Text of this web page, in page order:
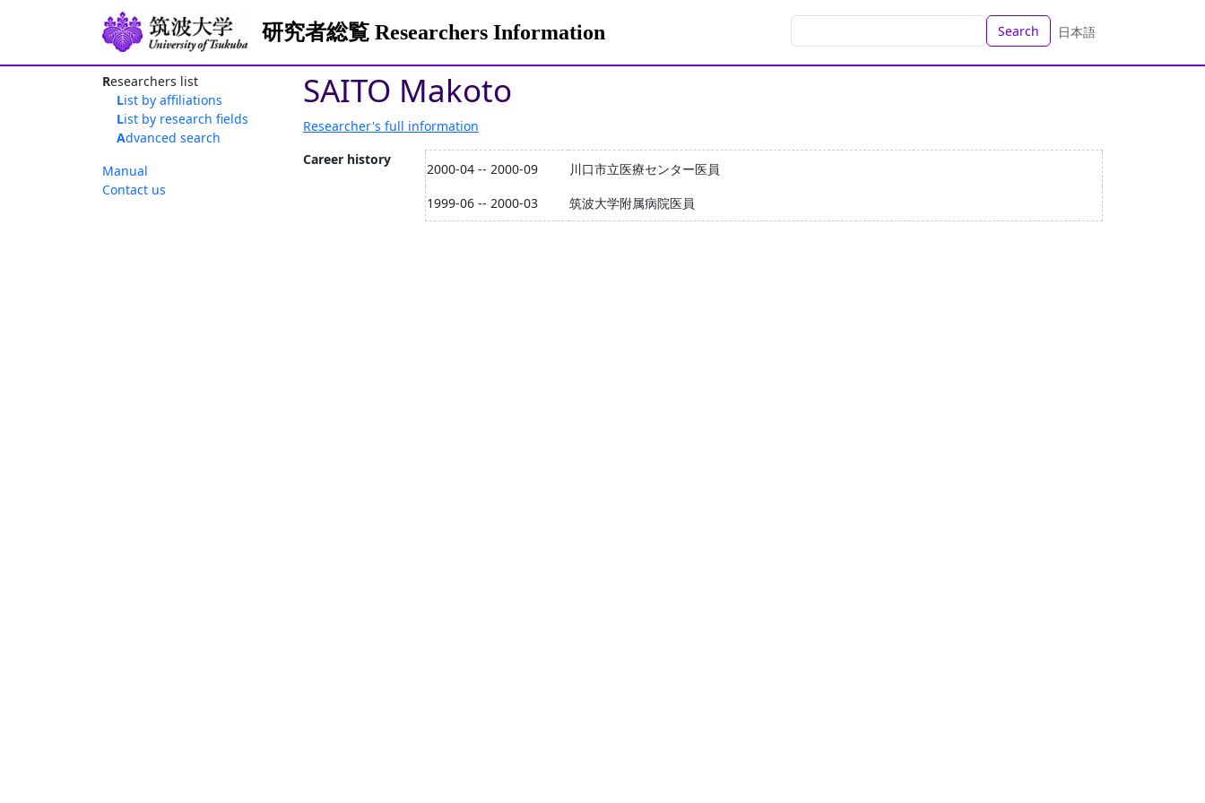
研究者総覧 Researchers Information Search 日本語
Researchers list
List by affiliations
List by research fields
Advanced search
Manual
Contact us
SAITO Makoto
Researcher's full information
Career history
2000-04 -- 2000-09
川口市立医療センター医員
1999-06 -- 2000-03
筑波大学附属病院医員